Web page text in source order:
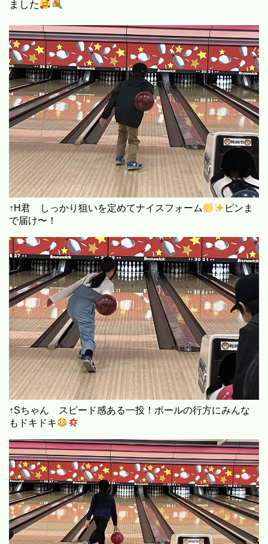
ました
↑H君 しっかり狙いを定めてナイスフォーム
ピンま
で届け〜！
↑Sちゃん スピード感ある一投！ボールの行方にみんな
もドキドキ